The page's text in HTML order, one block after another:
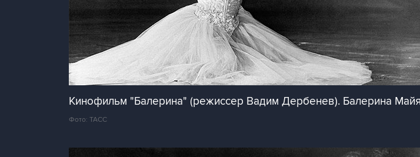
Кинофильм "Балерина" (режиссер Вадим Дербенев). Балерина
Фото: ТАСС